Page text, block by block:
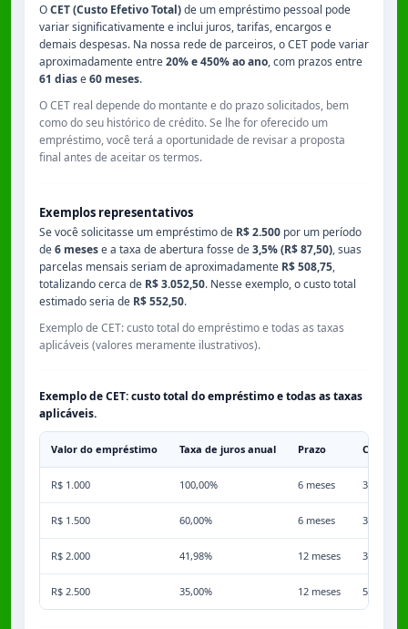
OCET (Custo Efetivo Total)de um empréstimo pessoal pode
variar significativamente e inclui juros, tarifas, encargos e
demais despesas. Na nossa rede de parceiros, o CET pode variar
aproximadamente entre20% e 450% ao ano, com prazos entre
61 diase60 meses.
O CET real depende do montante e do prazo solicitados, bem
como do seu histórico de crédito. Se lhe for oferecido um
empréstimo, você terá a oportunidade de revisar a proposta
final antes de aceitar os termos.
Exemplos representativos
Se você solicitasse um empréstimo de R$ 2.500 por um período
de6 mesese a taxa de abertura fosse de3,5% (R$ 87,50), suas
parcelas mensais seriam de aproximadamente R$ 508,75,
totalizando cerca de R$ 3.052,50. Nesse exemplo, o custo total
estimado seria de R$ 552,50.
Exemplo de CET: custo total do empréstimo e todas as taxas
aplicáveis (valores meramente ilustrativos).
Exemplo de CET: custo total do empréstimo e todas as taxas
aplicáveis.
Valor do empréstimo Taxa de juros anual Prazo
R$ 1.000 100,00% 6 meses 3,50%
R$ 1.500 60,00% 6 meses 3,50%
R$ 2.000 41,98% 12 meses 3,50%
R$ 2.500 35,00% 12 meses 5,00%